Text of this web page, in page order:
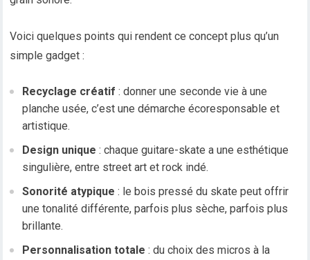
Voici quelques points qui rendent ce concept plus qu’un
simple gadget :
Recyclage créatif : donner une seconde vie à une
planche usée, c’est une démarche écoresponsable et
artistique.
Design unique : chaque guitare-skate a une esthétique
singulière, entre street art et rock indé.
Sonorité atypique : le bois pressé du skate peut offrir
une tonalité différente, parfois plus sèche, parfois plus
brillante.
Personnalisation totale : du choix des micros à la